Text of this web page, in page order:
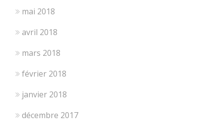
mai 2018
avril 2018
mars 2018
février 2018
janvier 2018
décembre 2017